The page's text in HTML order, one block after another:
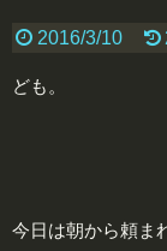
2016/3/10
ども。
今日は朝から頼ま